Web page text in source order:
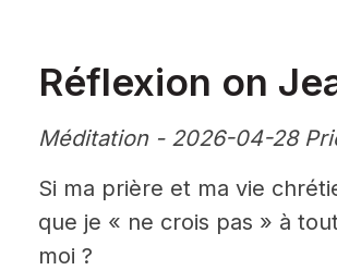
Réflexion on
Méditation - 2026-04-28
Si ma prière et ma vie
que je « ne crois pas » à
moi ?